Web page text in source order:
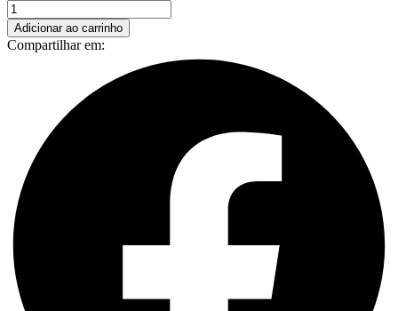
Adicionar ao carrinho
Compartilhar em: